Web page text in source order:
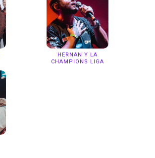
HERNAN Y LA
CHAMPIONS LIGA